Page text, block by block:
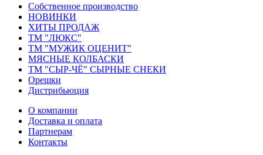
Собственное производство
НОВИНКИ
ХИТЫ ПРОДАЖ
ТМ "ЛЮКС"
ТМ "МУЖИК ОЦЕНИТ"
МЯСНЫЕ КОЛБАСКИ
ТМ "СЫР-ЧЁ" СЫРНЫЕ СНЕКИ
Орешки
Дистрибьюция
О компании
Доставка и оплата
Партнерам
Контакты